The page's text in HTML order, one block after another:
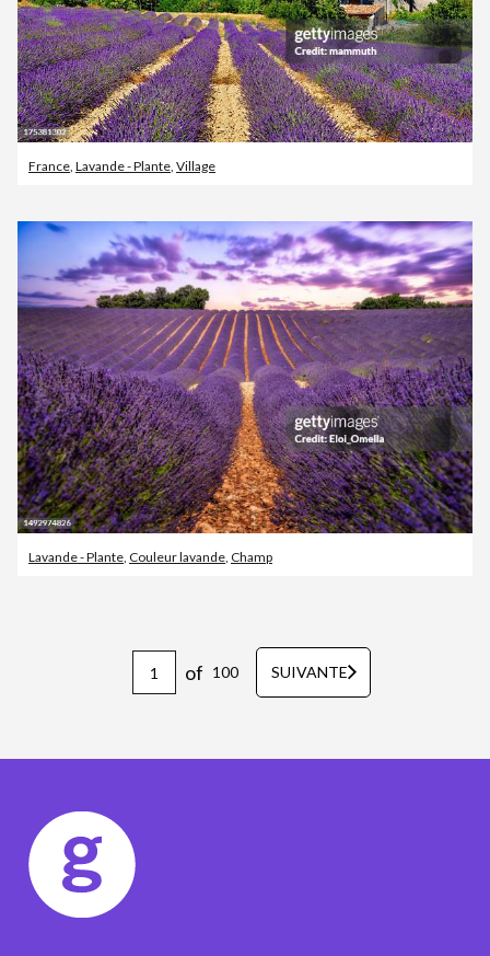
France, Lavande - Plante, Village
Lavande - Plante, Couleur lavande, Champ
of 100 SUIVANTE